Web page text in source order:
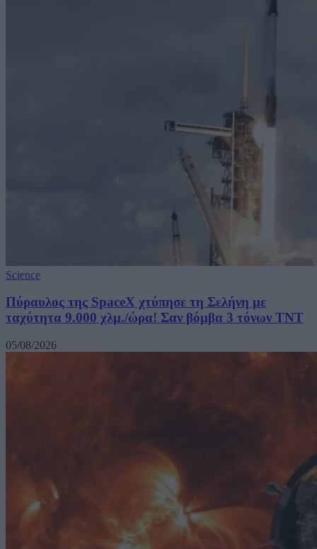
Science
Πύραυλος της SpaceX χτύπησε τη Σελήνη με
ταχύτητα 9.000 χλμ./ώρα! Σαν βόμβα 3 τόνων TNT
05/08/2026